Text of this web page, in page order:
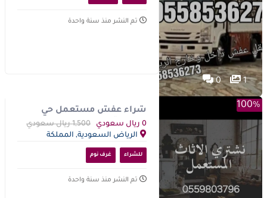
1
0
تم النشر منذ سنة واحدة
100%
شراء عفش مستعمل حي
المهدية 0559803796
0 ريال سعودي
1,500 ريال سعودي
الرياض السعودية, المملكة
العربية السعودية
للشراء غرف نوم
تم النشر منذ سنة واحدة